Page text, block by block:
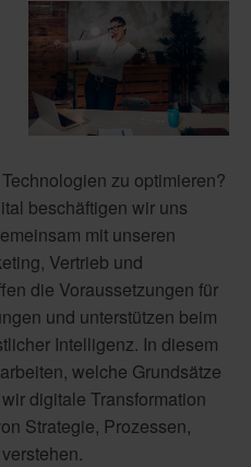
zu optimieren?
beschäftigen wir uns
mit unseren
Vertrieb und
die Voraussetzungen für
und unterstützen beim
Intelligenz. In diesem
welche Grundsätze
digitale Transformation
Strategie, Prozessen,